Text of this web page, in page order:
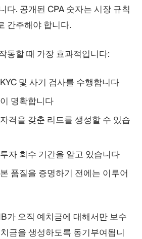
다. 공개된 CPA 숫자는 시장 규칙
간주해야 합니다.
동할 때 가장 효과적입니다:
및 사기 검사를 수행합니다
명확합니다
격을 갖춘 리드를 생성할 수 있습
자 회수 기간을 알고 있습니다
품질을 증명하기 전에는 이루어
가 오직 예치금에 대해서만 보수
금을 생성하도록 동기부여됩니